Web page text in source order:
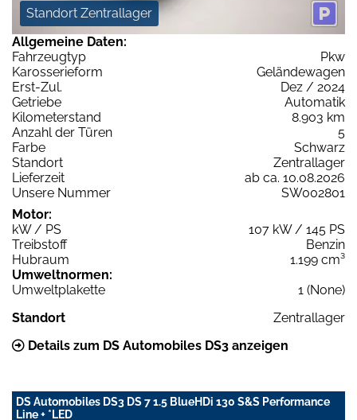
Standort Zentrallager
Allgemeine Daten:
Fahrzeugtyp
Pkw
Karosserieform
Geländewagen
Erst-Zul.
Dez / 2024
Getriebe
Automatik
Kilometerstand
8.903 km
Anzahl der Türen
5
Farbe
Schwarz
Standort
Zentrallager
Lieferzeit
ab ca. 10.08.2026
Unsere Nummer
SW002801
Motor:
kW / PS
107 kW / 145 PS
Treibstoff
Benzin
Hubraum
1.199 cm³
Umweltnormen:
Umweltplakette
1 (None)
Standort
Zentrallager
Details zum DS Automobiles DS3 anzeigen
DS Automobiles DS3 DS 7 1.5 BlueHDi 130 S&S Performance
Line + *LED